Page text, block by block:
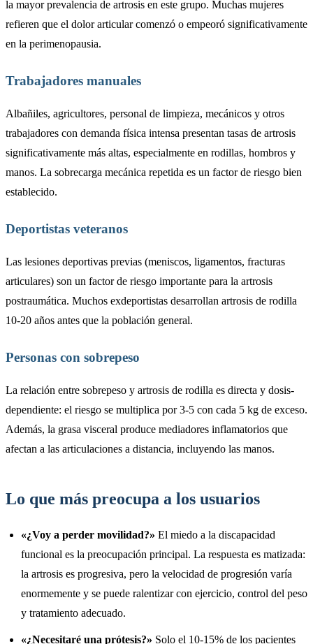
la mayor prevalencia de artrosis en este grupo. Muchas mujeres
refieren que el dolor articular comenzó o empeoró significativamente
en la perimenopausia.
Trabajadores manuales
Albañiles, agricultores, personal de limpieza, mecánicos y otros
trabajadores con demanda física intensa presentan tasas de artrosis
significativamente más altas, especialmente en rodillas, hombros y
manos. La sobrecarga mecánica repetida es un factor de riesgo bien
establecido.
Deportistas veteranos
Las lesiones deportivas previas (meniscos, ligamentos, fracturas
articulares) son un factor de riesgo importante para la artrosis
postraumática. Muchos exdeportistas desarrollan artrosis de rodilla
10-20 años antes que la población general.
Personas con sobrepeso
La relación entre sobrepeso y artrosis de rodilla es directa y dosis-
dependiente: el riesgo se multiplica por 3-5 con cada 5 kg de exceso.
Además, la grasa visceral produce mediadores inflamatorios que
afectan a las articulaciones a distancia, incluyendo las manos.
Lo que más preocupa a los usuarios
«¿Voy a perder movilidad?» El miedo a la discapacidad
funcional es la preocupación principal. La respuesta es matizada:
la artrosis es progresiva, pero la velocidad de progresión varía
enormemente y se puede ralentizar con ejercicio, control del peso
y tratamiento adecuado.
«¿Necesitaré una prótesis?» Solo el 10-15% de los pacientes